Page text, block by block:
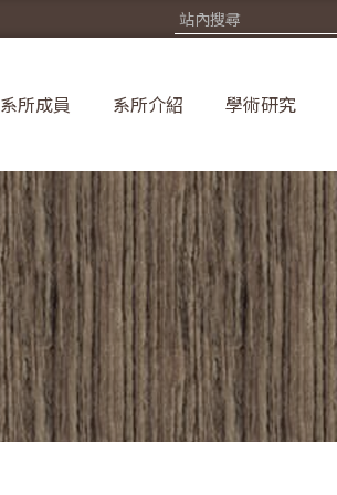
系所成員 系所介紹 學術研究